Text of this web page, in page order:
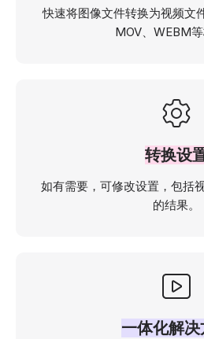
快速将图像文件转换为视频文
MOV、WEBM等
转换设
如有需要，可修改设置，包括
的结果。
一体化解